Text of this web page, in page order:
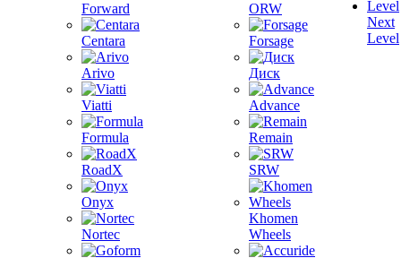
Forward
Centara
Arivo
Viatti
Formula
RoadX
Onyx
Nortec
ORW
Forsage
Диск
Advance
Remain
SRW
Khomen
Wheels
Next
Level